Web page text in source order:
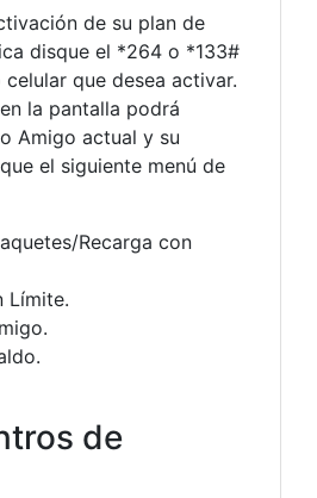
de su plan de
disque el *264 o *133#
que desea activar.
la pantalla podrá
Amigo actual y su
el siguiente menú de
Recarga con
Límite.
de